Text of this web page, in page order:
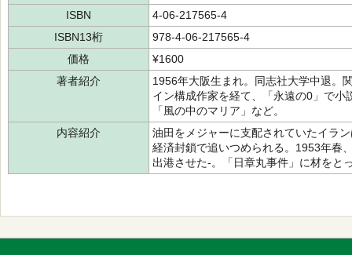
ISBN
4-06-217565-4
ISBN13桁
978-4-06-217565-4
価格
¥1600
著者紹介
1956年大阪生まれ。同志社大学中退。
イン構成作家を経て、「永遠の0」で
「風の中のマリア」など。
内容紹介
油田をメジャーに支配されていたイラ
経済封鎖で追いつめられる。1953年春
出港させた-。「日章丸事件」に材をと